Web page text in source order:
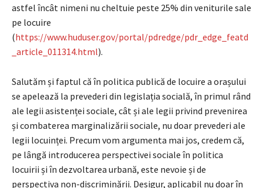
astfel încât nimeni nu cheltuie peste 25% din veniturile sale
pe locuire
(https://www.huduser.gov/portal/pdredge/pdr_edge_featd
_article_011314.html).
Salutăm și faptul că în politica publică de locuire a orașului
se apelează la prevederi din legislația socială, în primul rând
ale legii asistenței sociale, cât și ale legii privind prevenirea
și combaterea marginalizării sociale, nu doar prevederi ale
legii locuinței. Precum vom argumenta mai jos, credem că,
pe lângă introducerea perspectivei sociale în politica
locuirii și în dezvoltarea urbană, este nevoie și de
perspectiva non-discriminării. Desigur, aplicabil nu doar în